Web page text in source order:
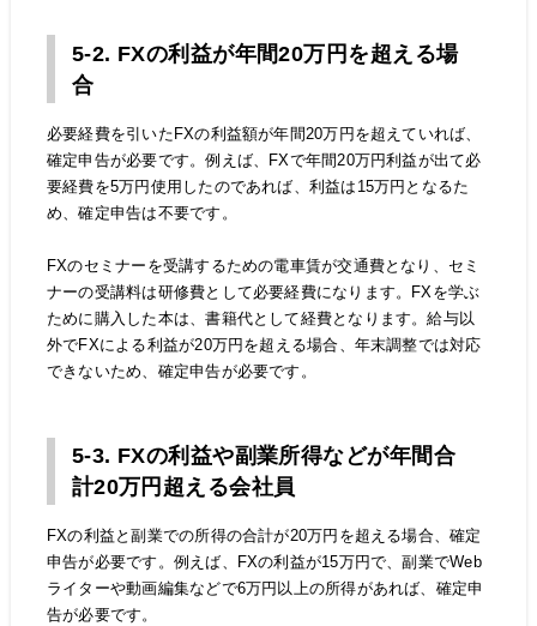
5-2. FXの利益が年間20万円を超える場
合
必要経費を引いたFXの利益額が年間20万円を超えていれば、
確定申告が必要です。例えば、FXで年間20万円利益が出て必
要経費を5万円使用したのであれば、利益は15万円となるた
め、確定申告は不要です。
FXのセミナーを受講するための電車賃が交通費となり、セミ
ナーの受講料は研修費として必要経費になります。FXを学ぶ
ために購入した本は、書籍代として経費となります。給与以
外でFXによる利益が20万円を超える場合、年末調整では対応
できないため、確定申告が必要です。
5-3. FXの利益や副業所得などが年間合
計20万円超える会社員
FXの利益と副業での所得の合計が20万円を超える場合、確定
申告が必要です。例えば、FXの利益が15万円で、副業でWeb
ライターや動画編集などで6万円以上の所得があれば、確定申
告が必要です。